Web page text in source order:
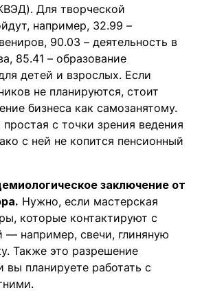
Для творческой
например, 32.99 –
90.03 – деятельность в
85.41 – образование
детей и взрослых. Если
не планируются, стоит
бизнеса как самозанятому.
с точки зрения ведения
с ней не копится пенсионный
заключение от
Нужно, если мастерская
которые контактируют с
например, свечи, глиняную
Также это разрешение
вы планируете работать с